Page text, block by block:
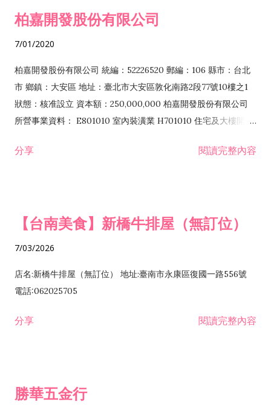
柏嘉開發股份有限公司
7/01/2020
柏嘉開發股份有限公司 統編：52226520 郵編：106 縣市：台北
市 鄉鎮：大安區 地址：臺北市大安區敦化南路2段77號10樓之1
狀態：核准設立 資本額：250,000,000 柏嘉開發股份有限公司
所營事業資料： E801010 室內裝潢業 H701010 住宅及大樓開發
發業 H703090 不動產買賣業 H703100 不動產租賃業 I503010
分享 閱讀完整內容
【台南美食】新橋牛排屋（無訂位）
7/03/2026
店名:新橋牛排屋（無訂位） 地址:臺南市永康區復國一路556號
電話:062025705
分享 閱讀完整內容
勝華五金行